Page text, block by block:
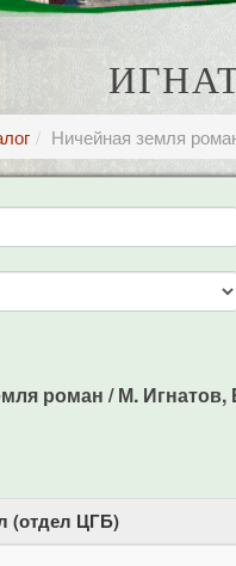
Ничейная земля
роман / М.
(отдел ЦГБ)